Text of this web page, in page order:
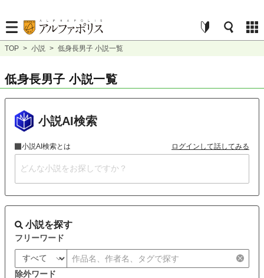
TOP > 小説 > 低身長男子 小説一覧
低身長男子 小説一覧
小説AI検索
小説AI検索とは ログインして話してみる
小説を探す
フリーワード
除外ワード